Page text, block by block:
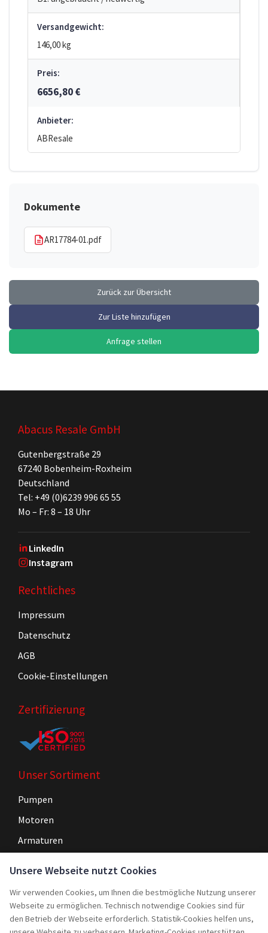
Versandgewicht:
146,00 kg
Preis:
6656,80 €
Anbieter:
ABResale
Dokumente
AR17784-01.pdf
Zurück zur Übersicht
Zur Liste hinzufügen
Anfrage stellen
Abacus Resale GmbH
Gutenbergstraße 29
67240 Bobenheim-Roxheim
Deutschland
Tel: +49 (0)6239 996 65 55
Mo – Fr: 8 – 18 Uhr
LinkedIn
Instagram
Rechtliches
Impressum
Datenschutz
AGB
Cookie-Einstellungen
Zertifizierung
Unser Sortiment
Pumpen
Motoren
Armaturen
Navigation
Home
Unsere Webseite nutzt Cookies
Wir verwenden Cookies, um Ihnen die bestmögliche Nutzung unserer
Webseite zu ermöglichen. Technisch notwendige Cookies sind für
den Betrieb der Webseite erforderlich. Statistik-Cookies helfen uns,